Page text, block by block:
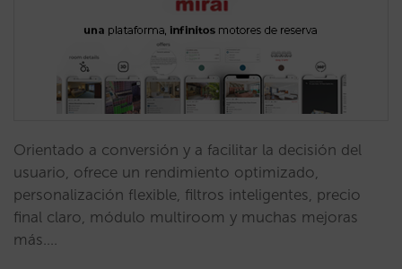
Orientado a conversión y a facilitar la decisión del
usuario, ofrece un rendimiento optimizado,
personalización flexible, filtros inteligentes, precio
final claro, módulo multiroom y muchas mejoras
más.…